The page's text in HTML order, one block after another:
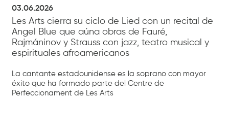
03.06.2026
Les Arts cierra su ciclo de Lied con un recital de
Angel Blue que aúna obras de Fauré,
Rajmáninov y Strauss con jazz, teatro musical y
espirituales afroamericanos
La cantante estadounidense es la soprano con mayor
éxito que ha formado parte del Centre de
Perfeccionament de Les Arts